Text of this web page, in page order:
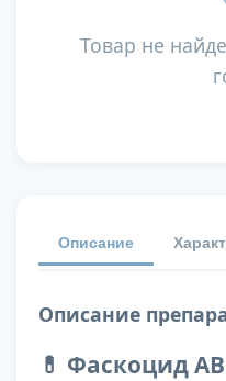
Товар не
Описание
Описание
💊 Фаскоцид